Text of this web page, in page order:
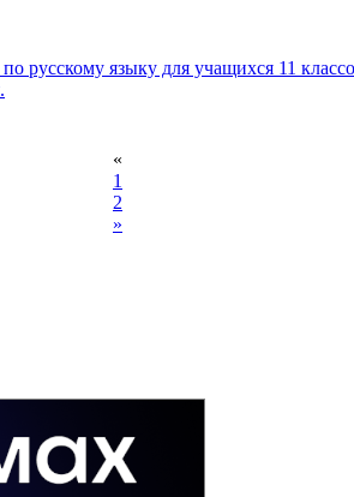
русскому языку для учащихся 11
«
1
2
»